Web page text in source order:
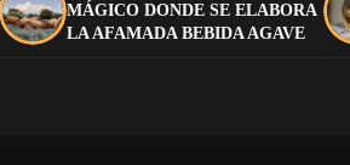
MÁGICO DONDE SE ELABORA
LA AFAMADA BEBIDA AGAVE